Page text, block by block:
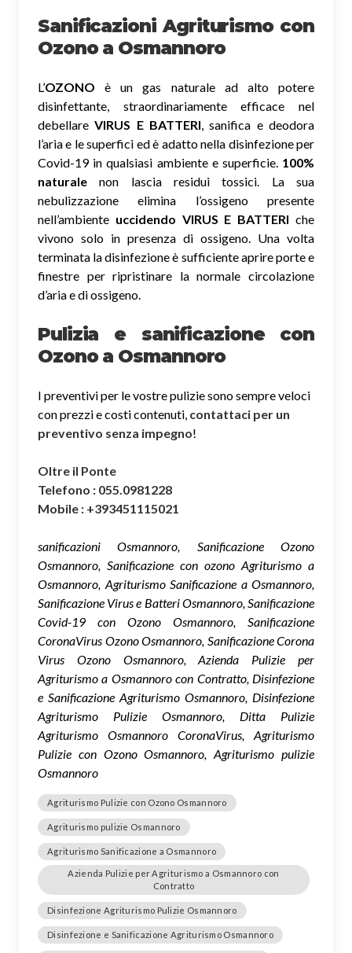
Sanificazioni Agriturismo con
Ozonoa Osmannoro
L’OZONO è un gas naturale ad alto potere
disinfettante, straordinariamente efficace nel
debellareVIRUS E BATTERI, sanifica e deodora
l’aria e le superfici ed è adatto nella disinfezione per
Covid-19 in qualsiasi ambiente e superficie. 100%
naturale non lascia residui tossici. La sua
nebulizzazione elimina l’ossigeno presente
nell’ambiente uccidendo VIRUS E BATTERI che
vivono solo in presenza di ossigeno. Una volta
terminata la disinfezione è sufficiente aprire porte e
finestre per ripristinare la normale circolazione
d’aria e di ossigeno.
Pulizia e sanificazione con
Ozono a Osmannoro
I preventivi per le vostre pulizie sono sempre veloci
con prezzi e costi contenuti, contattaci per un
preventivo senza impegno!
Oltre il Ponte
Telefono : 055.0981228
Mobile : +393451115021
sanificazioni Osmannoro, Sanificazione Ozono
Osmannoro, Sanificazione con ozono Agriturismo a
Osmannoro, Agriturismo Sanificazione a Osmannoro,
Sanificazione Virus e Batteri Osmannoro, Sanificazione
Covid-19 con Ozono Osmannoro, Sanificazione
CoronaVirus Ozono Osmannoro, Sanificazione Corona
Virus Ozono Osmannoro, Azienda Pulizie per
Agriturismo a Osmannoro con Contratto, Disinfezione
e Sanificazione Agriturismo Osmannoro, Disinfezione
Agriturismo Pulizie Osmannoro, Ditta Pulizie
Agriturismo Osmannoro CoronaVirus, Agriturismo
Pulizie con Ozono Osmannoro, Agriturismo pulizie
Osmannoro
Agriturismo Pulizie con Ozono Osmannoro
Agriturismo pulizie Osmannoro
Agriturismo Sanificazione a Osmannoro
Azienda Pulizie per Agriturismo a Osmannoro con
Contratto
Disinfezione Agriturismo Pulizie Osmannoro
Disinfezione e Sanificazione Agriturismo Osmannoro